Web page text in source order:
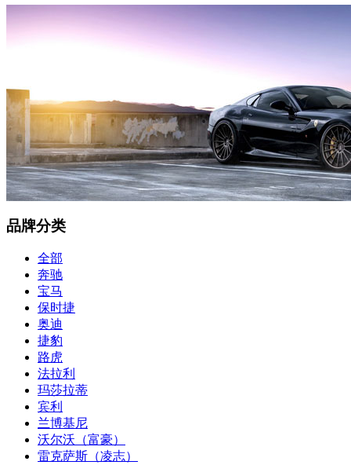
品牌分类
全部
奔驰
宝马
保时捷
奥迪
捷豹
路虎
法拉利
玛莎拉蒂
宾利
兰博基尼
沃尔沃（富豪）
雷克萨斯（凌志）